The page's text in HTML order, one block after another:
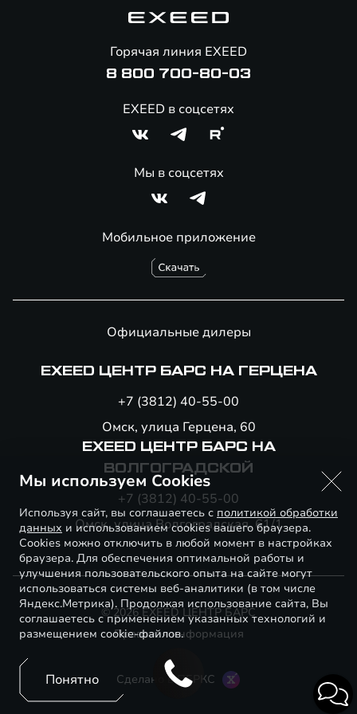
Помощь на дорогах
Мобильное приложение
Горячая линия EXEED
8 800 700-80-03
EXEED в соцсетях
Мы в соцсетях
Официальные дилеры
EXEED ЦЕНТР БАРС НА ГЕРЦЕНА
+7 (3812) 40-55-00
Омск, улица Герцена, 60
EXEED ЦЕНТР БАРС НА
ВОЛГОГРАДСКОЙ
+7 (3812) 40-55-00
Омск, улица Волгоградская, 61/1
© 2026 EXEED ЦЕНТР БАРС
Правовая информация
Сделано в ПЕРКС
Мы используем Cookies
Используя сайт, вы соглашаетесь с политикой обработки
данных и использованием cookies вашего браузера.
Cookies можно отключить в любой момент в настройках
браузера. Для обеспечения оптимальной работы и
улучшения пользовательского опыта на сайте могут
использоваться системы веб-аналитики (в том числе
Яндекс.Метрика). Продолжая использование сайта, Вы
соглашаетесь с применением указанных технологий и
размещением cookie-файлов.
Понятно